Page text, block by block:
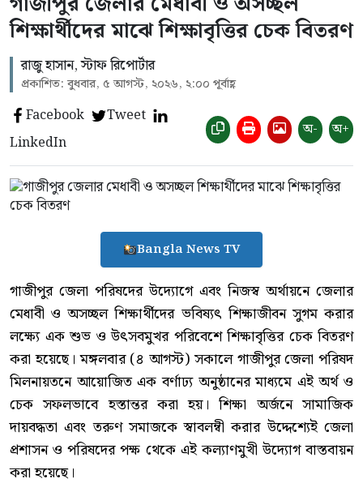
শিক্ষার্থীদের মাঝে শিক্ষাবৃত্তির চেক বিতরণ
রাজু হাসান, স্টাফ রিপোর্টার
প্রকাশিত: বুধবার, ৫ আগস্ট, ২০২৬, ২:০০ পূর্বাহ্ণ
Facebook
Tweet
LinkedIn
অ- অ+
Bangla News TV
গাজীপুর জেলা পরিষদের উদ্যোগে এবং নিজস্ব অর্থায়নে জেলার
মেধাবী ও অসচ্ছল শিক্ষার্থীদের ভবিষ্যৎ শিক্ষাজীবন সুগম করার
লক্ষ্যে এক শুভ ও উৎসবমুখর পরিবেশে শিক্ষাবৃত্তির চেক বিতরণ
করা হয়েছে। মঙ্গলবার (৪ আগস্ট) সকালে গাজীপুর জেলা পরিষদ
মিলনায়তনে আয়োজিত এক বর্ণাঢ্য অনুষ্ঠানের মাধ্যমে এই অর্থ ও
চেক সফলভাবে হস্তান্তর করা হয়। শিক্ষা অর্জনে সামাজিক
দায়বদ্ধতা এবং তরুণ সমাজকে স্বাবলম্বী করার উদ্দেশ্যেই জেলা
প্রশাসন ও পরিষদের পক্ষ থেকে এই কল্যাণমুখী উদ্যোগ বাস্তবায়ন
করা হয়েছে।